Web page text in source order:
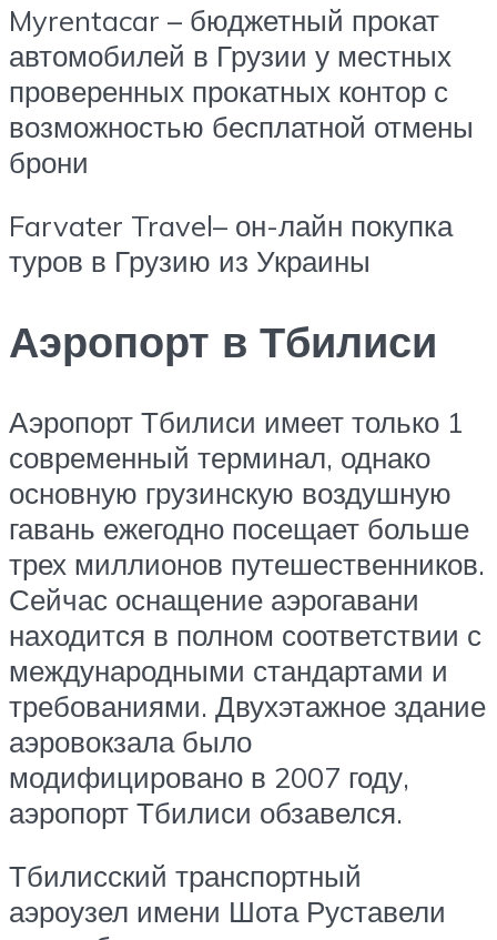
Myrentacar – бюджетный прокат
автомобилей в Грузии у местных
проверенных прокатных контор с
возможностью бесплатной отмены
брони
Farvater Travel– он-лайн покупка
туров в Грузию из Украины
Аэропорт в Тбилиси
Аэропорт Тбилиси имеет только 1
современный терминал, однако
основную грузинскую воздушную
гавань ежегодно посещает больше
трех миллионов путешественников.
Сейчас оснащение аэрогавани
находится в полном соответствии с
международными стандартами и
требованиями. Двухэтажное здание
аэровокзала было
модифицировано в 2007 году,
аэропорт Тбилиси обзавелся.
Тбилисский транспортный
аэроузел имени Шота Руставели